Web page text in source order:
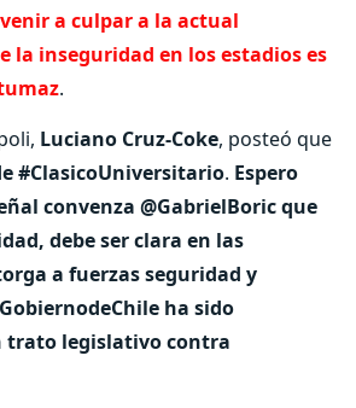
a culpar a la actual
la inseguridad en los estadios es
.
Luciano Cruz-Coke, posteó que
#ClasicoUniversitario. Espero
convenza @GabrielBoric que
debe ser clara en las
a fuerzas seguridad y
ha sido
trato legislativo contra